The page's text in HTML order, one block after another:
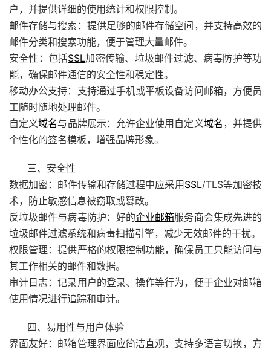
户，并提供详细的使用统计和权限控制。
邮件存储与搜索：提供足够的邮件存储空间，并支持高效的
邮件分类和搜索功能，便于管理大量邮件。
安全性：包括SSL加密传输、垃圾邮件过滤、病毒防护等功
能，确保邮件通信的安全性和稳定性。
移动办公支持：支持通过手机或平板设备访问邮箱，方便员
工随时随地处理邮件。
自定义域名与品牌展示：允许企业使用自定义域名 ，并提供
个性化的签名模板，增强品牌形象。
三、安全性
数据加密：邮件传输和存储过程中应采用 SSL/TLS等加密技
术，防止敏感信息被窃取或篡改。
反垃圾邮件与病毒防护：好的企业邮箱服务商会集成先进的
垃圾邮件过滤系统和病毒扫描引擎，减少无效邮件的干扰。
权限管理：提供严格的权限控制功能，确保员工只能访问与
其工作相关的邮件和数据。
审计日志：记录用户的登录、操作等行为，便于企业对邮箱
使用情况进行追踪和审计。
四、易用性与用户体验
界面友好：邮箱管理界面应简洁直观，支持多语言切换，方